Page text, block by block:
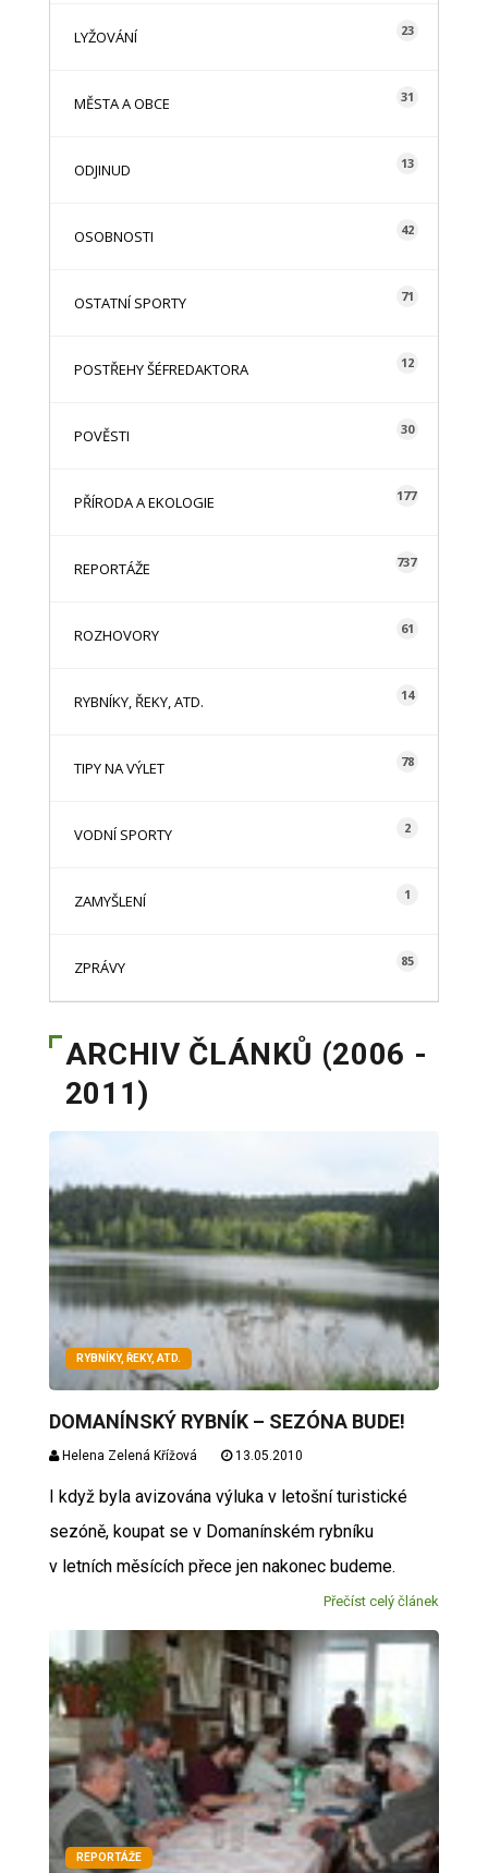
LYŽOVÁNÍ 23
MĚSTA A OBCE 31
ODJINUD 13
OSOBNOSTI 42
OSTATNÍ SPORTY 71
POSTŘEHY ŠÉFREDAKTORA 12
POVĚSTI 30
PŘÍRODA A EKOLOGIE 177
REPORTÁŽE 737
ROZHOVORY 61
RYBNÍKY, ŘEKY, ATD. 14
TIPY NA VÝLET 78
VODNÍ SPORTY 2
ZAMYŠLENÍ 1
ZPRÁVY 85
ARCHIV ČLÁNKŮ (2006 -
2011)
RYBNÍKY, ŘEKY, ATD.
DOMANÍNSKÝ RYBNÍK – SEZÓNA BUDE!
Helena Zelená Křížová 13.05.2010
I když byla avizována výluka v letošní turistické
sezóně, koupat se v Domanínském rybníku
v letních měsících přece jen nakonec budeme.
Přečíst celý článek
REPORTÁŽE